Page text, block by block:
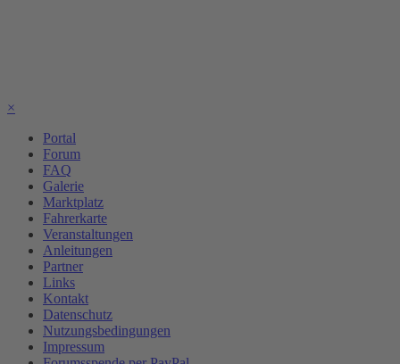
×
Portal
Forum
FAQ
Galerie
Marktplatz
Fahrerkarte
Veranstaltungen
Anleitungen
Partner
Links
Kontakt
Datenschutz
Nutzungsbedingungen
Impressum